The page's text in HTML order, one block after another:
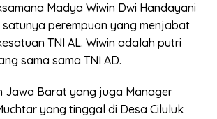
Madya Wiwin Dwi Handayani
perempuan yang menjabat
TNI AL. Wiwin adalah putri
sama sama TNI AD.
Jawa Barat yang juga Manager
yang tinggal di Desa Ciluluk